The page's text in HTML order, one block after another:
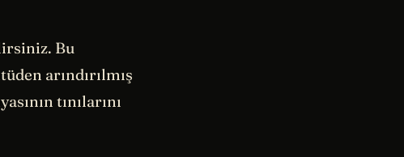
Bu
arındırılmış
tınılarını